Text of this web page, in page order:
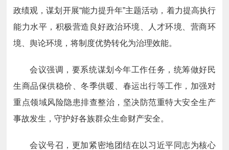
政绩观，谋划开展“能力提升年”主题活动，着力提高执行
能力水平，积极营造良好政治环境、人才环境、营商环
境、舆论环境，将制度优势转化为治理效能。
会议强调，要系统谋划今年工作任务，统筹做好民
生商品保供稳价、冬季供暖、春运出行等工作，加强对
重点领域风险隐患排查整治，坚决防范重特大安全生产
事故发生，守护好各族群众生命财产安全。
会议号召，更加紧密地团结在以习近平同志为核心